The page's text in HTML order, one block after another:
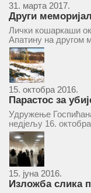
31. марта 2017.
Други
Маљковић
Лички кошаркаши
Апатину на другом
„Милан Маљковић
учествоваће екипе
комбинована екипа
15. октобра 2016.
Парастос за
Удружење
недјељу 16.
у цркву Светог оца
1), гдје ће бити
15. јуна 2016.
Изложба слика